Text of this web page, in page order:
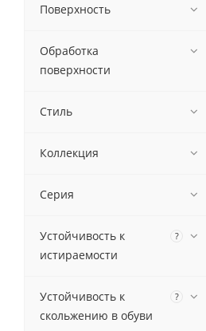
Майолика
Моноколор
Мрамор
Оникс
Пейзаж
Соль-перец
Флора
Эффект изразца
Эффект кисти
Поверхность
Обработка
поверхности
Стиль
Коллекция
Серия
Устойчивость к
истираемости
?
Устойчивость к
скольжению в обуви
?